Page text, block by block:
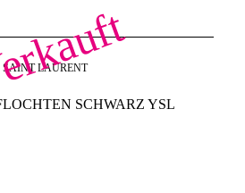
SAINT LAURENT
SCHWARZ YSL